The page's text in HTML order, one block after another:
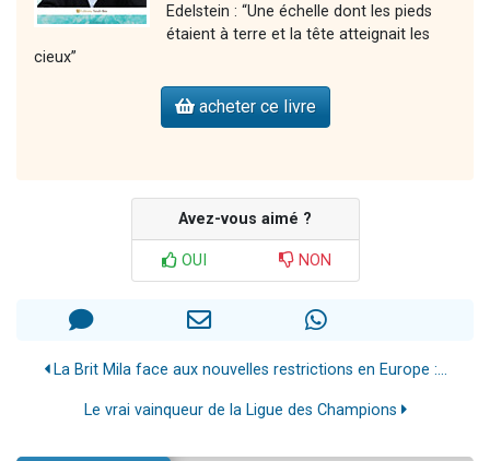
Edelstein : “Une échelle dont les pieds
étaient à terre et la tête atteignait les
cieux”
acheter ce livre
Avez-vous aimé ?
OUI NON
La Brit Mila face aux nouvelles restrictions en Europe :...
Le vrai vainqueur de la Ligue des Champions